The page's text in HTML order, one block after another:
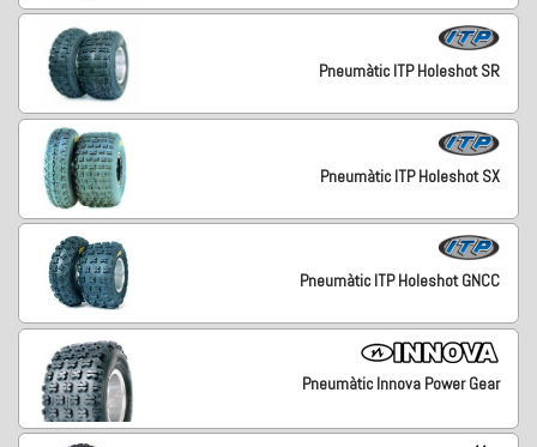
Pneumàtic ITP Holeshot SR
Pneumàtic ITP Holeshot SX
Pneumàtic ITP Holeshot GNCC
Pneumàtic Innova Power Gear